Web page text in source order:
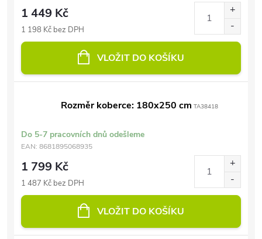
1 449 Kč
1 198 Kč bez DPH
VLOŽIT DO KOŠÍKU
Rozměr koberce: 180x250 cm TA38418
Do 5-7 pracovních dnů odešleme
EAN: 8681895068935
1 799 Kč
1 487 Kč bez DPH
VLOŽIT DO KOŠÍKU